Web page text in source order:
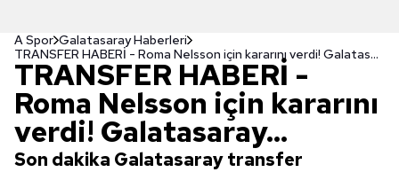
A Spor Galatasaray Haberleri
TRANSFER HABERİ - Roma Nelsson için kararını verdi! Galatasaray...
TRANSFER HABERİ -
Roma Nelsson için kararını
verdi! Galatasaray...
Son dakika Galatasaray transfer